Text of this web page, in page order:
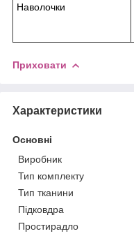
Наволочки
Приховати
Характеристики
Основні
Виробник
Тип комплекту
Тип тканини
Підковдра
Простирадло